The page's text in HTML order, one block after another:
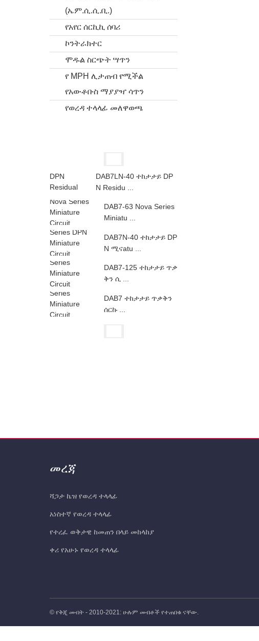
(ኤም.ሲ.ሲ.ቢ.)
የአየር ሰርኪኪ ሰባሪ
ኮንትራክተር
ሞዱል ስርጭት ሣጥን
የ MPH ሊታጠብ የሚችል
የአውቶቡስ ማያያዣ ሳጥን
የወረዳ ተላላፊ መለዋወጫ
DAB7LN-40 ተከታታይ DP
N Residu ...
DAB7-63 Nova Series
Miniatu ...
DAB7N-40 ተከታታይ DP
N ሚናatu ...
DAB7-125 ተከታታይ ጥቃ
ቅን ሲ ...
DAB7 ተከታታይ ጥቃቅን
ሰርኩ ...
መረጃ
ሻጋታ ኬዝ የወረዳ ተላላፊ
አነስተኛ የወረዳ ተላላፊ
የተረፈ ወቅታዊ ከመጠን በላይ መከላከያ
ቀሪ የአሁኑ የወረዳ ተላላፊ
© የቅጂ መብት - 2010-2021: ሁሉም መብቶች የተጠበቁ ናቸው.